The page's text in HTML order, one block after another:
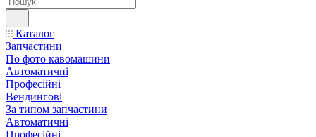
Каталог
Запчастини
По фото кавомашини
Автоматичні
Професійні
Вендингові
За типом запчастини
Автоматичні
Професійні